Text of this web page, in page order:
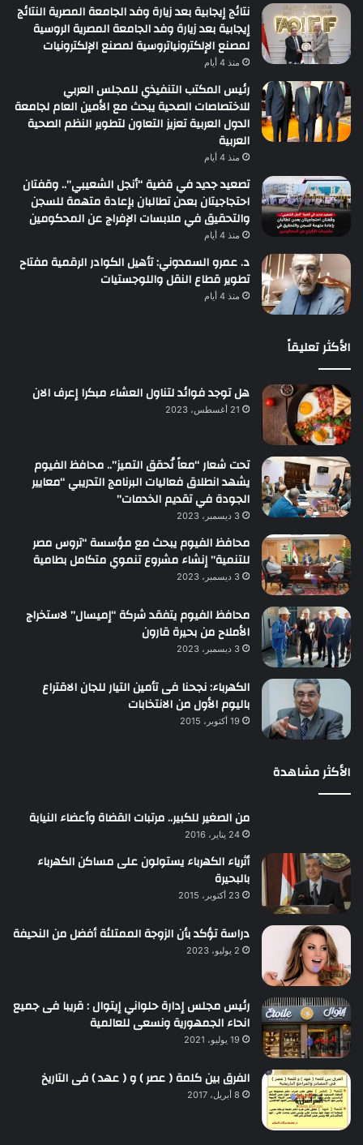
نتائج إيجابية بعد زيارة وفد الجامعة المصرية النتائج
إيجابية بعد زيارة وفد الجامعة المصرية الروسية
لمصنع الإلكترونياتروسية لمصنع الإلكترونيات
منذ 4 أيام
رئيس المكتب التنفيذي للمجلس العربي
للاختصاصات الصحية يبحث مع الأمين العام لجامعة
الدول العربية تعزيز التعاون لتطوير النظم الصحية
العربية
منذ 4 أيام
تصعيد جديد في قضية “أنجل الشعيبي”.. وقفتان
احتجاجيتان بعدن تطالبان بإعادة متهمة للسجن
والتحقيق في ملابسات الإفراج عن المحكومين
منذ 4 أيام
د. عمرو السمدوني: تأهيل الكوادر الرقمية مفتاح
تطوير قطاع النقل واللوجستيات
منذ 4 أيام
الأكثر تعليقاً
هل توجد فوائد لتناول العشاء مبكرا إعرف الان
21 أغسطس، 2023
تحت شعار “معاً نُحقق التميز”.. محافظ الفيوم
يشهد انطلاق فعاليات البرنامج التدريبي “معايير
الجودة في تقديم الخدمات”
3 ديسمبر، 2023
محافظ الفيوم يبحث مع مؤسسة “تروس مصر
للتنمية” إنشاء مشروع تنموي متكامل بطامية
3 ديسمبر، 2023
محافظ الفيوم يتفقد شركة “إميسال” لاستخراج
الأملاح من بحيرة قارون
3 ديسمبر، 2023
الكهرباء: نجحنا فى تأمين التيار للجان الاقتراع
باليوم الأول من الانتخابات
19 أكتوبر، 2015
الأكثر مشاهدة
من الصغير للكبير.. مرتبات القضاة وأعضاء النيابة
24 يناير، 2016
أثرياء الكهرباء يستولون على مساكن الكهرباء
بالبحيرة
23 أكتوبر، 2015
دراسة تؤكد بأن الزوجة الممتلئة أفضل من النحيفة
2 يوليو، 2023
رئيس مجلس إدارة حلواني إيتوال : قريبا فى جميع
انحاء الجمهورية ونسعى للعالمية
19 يوليو، 2021
الفرق بين كلمة ( عصر ) و ( عهد ) فى التاريخ
8 أبريل، 2017